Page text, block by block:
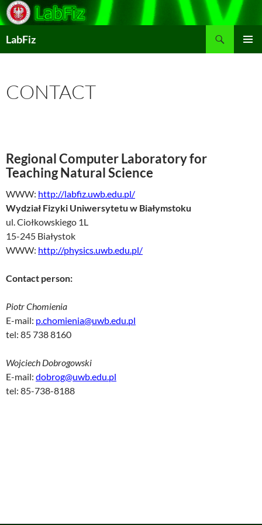
Skip
to
content
LabFiz
CONTACT
Regional Computer Laboratory for
Teaching Natural Science
WWW: http://labfiz.uwb.edu.pl/
Wydział Fizyki Uniwersytetu w Białymstoku
ul. Ciołkowskiego 1L
15-245 Białystok
WWW: http://physics.uwb.edu.pl/
Contact person:
Piotr Chomienia
E-mail: p.chomienia@uwb.edu.pl
tel: 85 738 8160
Wojciech Dobrogowski
E-mail: dobrog@uwb.edu.pl
tel: 85-738-8188